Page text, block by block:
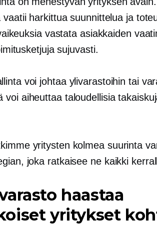
harkittua suunnittelua ja
vastata asiakkaiden
sujuvasti.
voi johtaa ylivarastoihin tai
voi aiheuttaa taloudellisia
yritysten kolmea suurinta
joka ratkaisee ne kaikki
haastaa
yritykset